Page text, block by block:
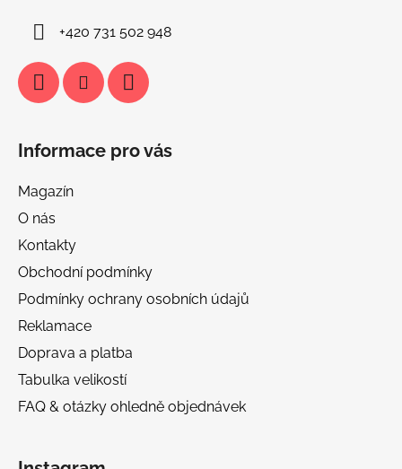
+420 731 502 948
Informace pro vás
Magazín
O nás
Kontakty
Obchodní podmínky
Podmínky ochrany osobních údajů
Reklamace
Doprava a platba
Tabulka velikostí
FAQ & otázky ohledně objednávek